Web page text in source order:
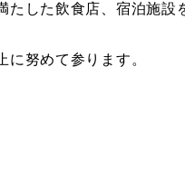
たした飲食店、宿泊施設
努めて参ります。